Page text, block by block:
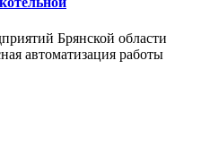
Брянской области
автоматизация работы